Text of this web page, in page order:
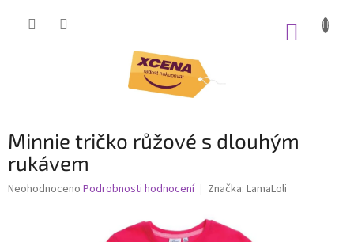
Minnie tričko růžové s dlouhým
rukávem
Průměrné
Neohodnoceno Podrobnosti hodnocení Značka: LamaLoli